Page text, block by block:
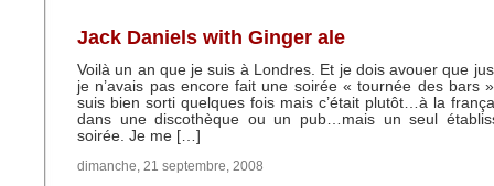
Jack Daniels with Ginger ale
Voilà un an que je suis à Londres. Et je dois avouer que
je n’avais pas encore fait une soirée « tournée des bars
suis bien sorti quelques fois mais c’était plutôt…à la
dans une discothèque ou un pub…mais un seul
soirée. Je me […]
dimanche, 21 septembre, 2008